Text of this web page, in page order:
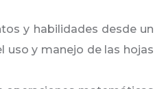
y habilidades desde un
uso y manejo de las hojas